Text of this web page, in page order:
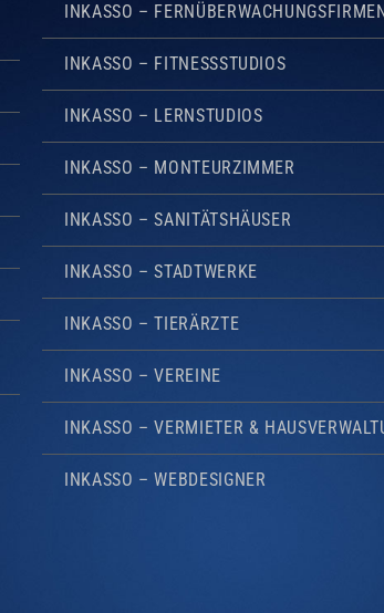
INKASSO – FERNÜBERWACHUNGSFIRMEN
INKASSO – FITNESSSTUDIOS
INKASSO – LERNSTUDIOS
INKASSO – MONTEURZIMMER
INKASSO – SANITÄTSHÄUSER
INKASSO – STADTWERKE
INKASSO – TIERÄRZTE
INKASSO – VEREINE
INKASSO – VERMIETER &
INKASSO – WEBDESIGNER